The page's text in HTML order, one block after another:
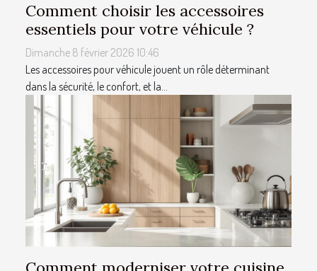
Comment choisir les accessoires
essentiels pour votre véhicule ?
Dimanche 8 février 2026 10:46
Les accessoires pour véhicule jouent un rôle déterminant
dans la sécurité, le confort, et la...